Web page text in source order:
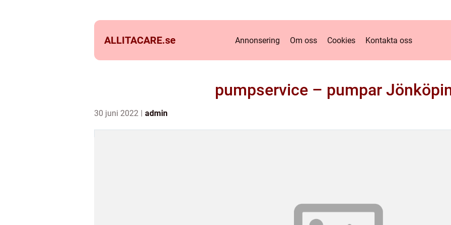
ALLITACARE.se Annonsering Om oss Cookies Kontakta oss
pumpservice – pumpar
30 juni 2022 admin